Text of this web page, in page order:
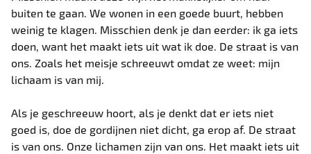
buiten te gaan. We wonen in een goede buurt, hebben
weinig te klagen. Misschien denk je dan eerder: ik ga iets
doen, want het maakt iets uit wat ik doe. De straat is van
ons. Zoals het meisje schreeuwt omdat ze weet: mijn
lichaam is van mij.
Als je geschreeuw hoort, als je denkt dat er iets niet
goed is, doe de gordijnen niet dicht, ga erop af. De straat
is van ons. Onze lichamen zijn van ons. Het maakt iets uit